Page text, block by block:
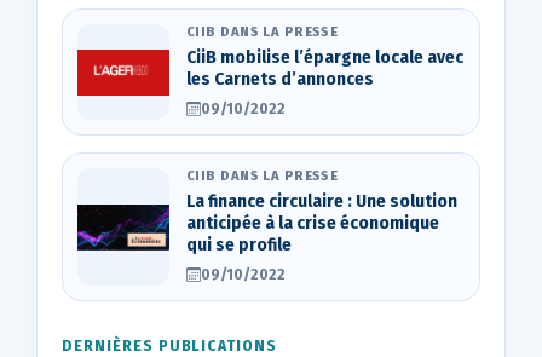
CIIB DANS LA PRESSE
CiiB mobilise l’épargne locale avec
les Carnets d’annonces
09/10/2022
CIIB DANS LA PRESSE
La finance circulaire : Une solution
anticipée à la crise économique
qui se profile
09/10/2022
DERNIÈRES PUBLICATIONS